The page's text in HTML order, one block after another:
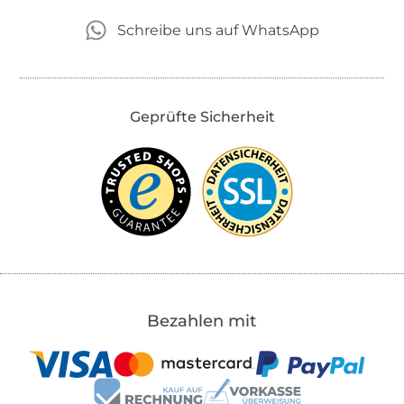
Schreibe uns auf WhatsApp
Geprüfte Sicherheit
Bezahlen mit